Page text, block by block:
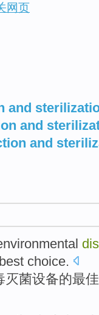
网页
and
and
and
best choice.
灭菌设备的最佳